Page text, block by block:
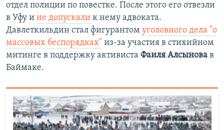
отдел полиции по повестке. После этого его отвезли
в Уфу и не допускали к нему адвоката.
Давлеткильдин стал фигурантом уголовного дела "о
массовых беспорядках" из-за участия в стихийном
митинге в поддержку активиста Фаиля Алсынова в
Баймаке.